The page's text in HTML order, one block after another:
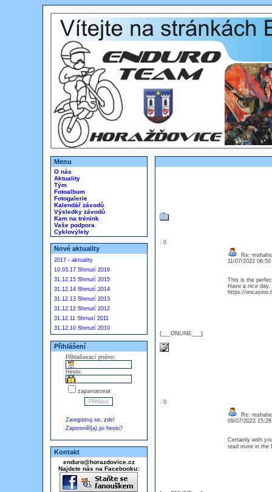
Menu
O nás
Aktuality
Tým
Fotoalbum
Fotogalerie
Kalendář závodů
Výsledky závodů
Kam na trénink
Vaše podpora
Cyklovýlety
Nové aktuality
2017 - aktuality
10.03.17 Shrnutí 2016
31.12.15 Shrnutí 2015
31.12.14 Shrnutí 2014
31.12.13 Shrnutí 2013
31.12.12 Shrnutí 2012
31.12.11 Shrnutí 2011
31.12.10 Shrnutí 2010
Přihlášení
Přihlašovací jméno:
Heslo:
zapamatovat
Zaregistruj se, zde!
Zapomněl(a) jsi heslo?
Kontakt
enduro@horazdovice.cz
Najdete nás na Facebooku:
: 0
{___ONLINE___}
Re:
11/07/2022
This is the
Have a nice day.
https://
: 0
Re:
09/07/2022
Certainly with
read more in